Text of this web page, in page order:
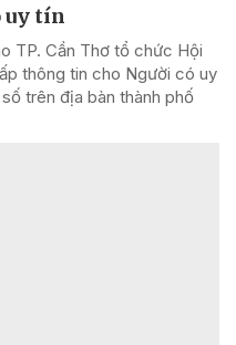
uy tín
TP. Cần Thơ tổ chức Hội
thông tin cho Người có uy
trên địa bàn thành phố